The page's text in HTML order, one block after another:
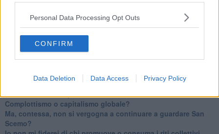
Personal Data Processing Opt Outs
CONFIRM
Data Deletion Data Access Privacy Policy
Trump e le sue guerre contro i deboli e contro la terra
​Le furbate elettorali della Meloni e la testardaggine
dell’opposizione
​Date loro l’Oscar al posto del Nobel per la Pace
L'umanizzazione dell'economia e della politica
​Dopo il diluvio dei NO: un patto intergenerazionale
La religione è la cocaina dei potenti
Donald e Bibi confinati nell’isola di St James?
​Complottismo o capitalismo globale?
​Ma, contessa, non si vergogna a continuare a guardare San
Scemo?